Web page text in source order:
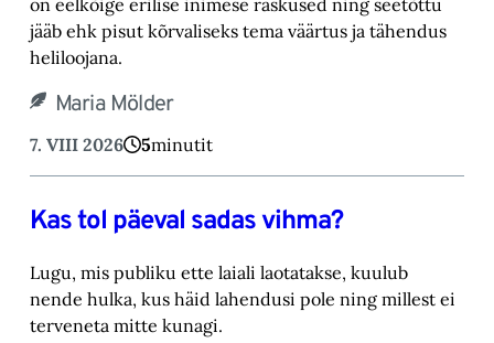
jääb ehk pisut kõrvaliseks tema väärtus ja tähendus
heliloojana.‎
Maria Mölder
7. VIII 2026 5minutit
Kas tol päeval sadas vihma?
Lugu, mis publiku ette laiali laotatakse, kuulub
nende hulka, kus häid lahendusi pole ning millest ei
terveneta mitte kunagi.